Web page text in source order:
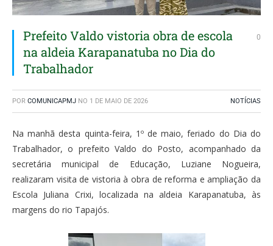
Prefeito Valdo vistoria obra de escola
na aldeia Karapanatuba no Dia do
Trabalhador
0
POR COMUNICAPMJ NO 1 DE MAIO DE 2026 NOTÍCIAS
Na manhã desta quinta-feira, 1º de maio, feriado do Dia do
Trabalhador, o prefeito Valdo do Posto, acompanhado da
secretária municipal de Educação, Luziane Nogueira,
realizaram visita de vistoria à obra de reforma e ampliação da
Escola Juliana Crixi, localizada na aldeia Karapanatuba, às
margens do rio Tapajós.